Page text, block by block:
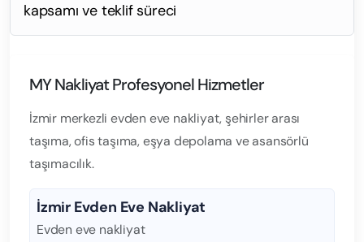
kapsamı ve teklif süreci
MY Nakliyat Profesyonel Hizmetler
İzmir merkezli evden eve nakliyat, şehirler arası
taşıma, ofis taşıma, eşya depolama ve asansörlü
taşımacılık.
İzmir Evden Eve Nakliyat
Evden eve nakliyat